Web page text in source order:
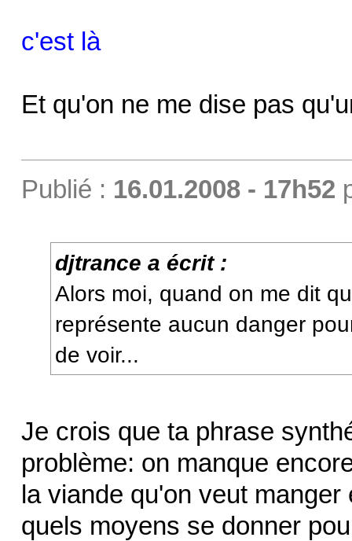
c'est là
Et qu'on ne me dise pas
Publié : 16.01.2008 - 17h52
djtrance a écrit :
Alors moi, quand on me dit
représente aucun danger
de voir...
Je crois que ta phrase
problème: on manque
la viande qu'on veut
quels moyens se donner